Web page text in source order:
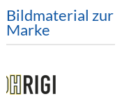
Bildmaterial zur
Marke